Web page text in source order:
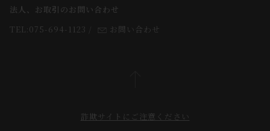
法人、お取引のお問い合わせ
TEL:075-694-1123
お問い合わせ
詐欺サイトにご注意ください